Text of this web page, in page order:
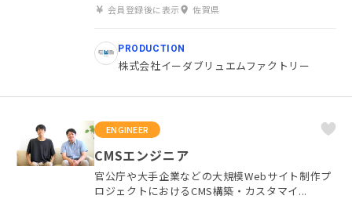
会員登録後に表示 佐賀県
PRODUCTION
株式会社イーダブリュエムファクトリー
ENGINEER
CMSエンジニア
官公庁や大手企業などの大規模Webサイト制作プ
ロジェクトにおけるCMS構築・カスタマイ...